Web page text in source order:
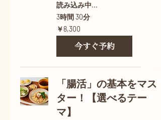
読み込み中...
3時間 30分
8,300
円
￥8,300
今すぐ予約
「腸活」の基本をマス
ター！【選べるテー
マ】